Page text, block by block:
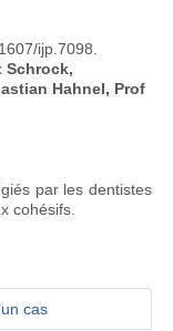
ijp.7098.
Schrock,
Hahnel, Prof
par les dentistes
cohésifs.
cas